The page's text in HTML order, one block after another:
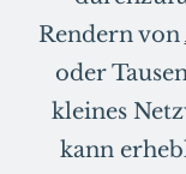
Rendern von
oder
kleines
kann